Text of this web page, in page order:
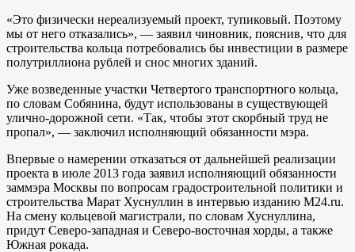
«Это физически нереализуемый проект, тупиковый. Поэтому
мы от него отказались», — заявил чиновник, пояснив, что для
строительства кольца потребовались бы инвестиции в размере
полутриллиона рублей и снос многих зданий.
Уже возведенные участки Четвертого транспортного кольца,
по словам Собянина, будут использованы в существующей
улично-дорожной сети. «Так, чтобы этот скорбный труд не
пропал», — заключил исполняющий обязанности мэра.
Впервые о намерении отказаться от дальнейшей реализации
проекта в июле 2013 года заявил исполняющий обязанности
заммэра Москвы по вопросам градостроительной политики и
строительства Марат Хуснуллин в интервью изданию M24.ru.
На смену кольцевой магистрали, по словам Хуснуллина,
придут Северо-западная и Северо-восточная хорды, а также
Южная рокада.